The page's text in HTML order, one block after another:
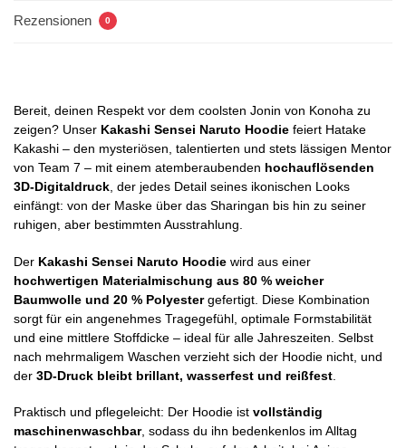
Rezensionen 0
Bereit, deinen Respekt vor dem coolsten Jonin von Konoha zu
zeigen? Unser Kakashi Sensei Naruto Hoodie feiert Hatake
Kakashi – den mysteriösen, talentierten und stets lässigen Mentor
von Team 7 – mit einem atemberaubenden hochauflösenden
3D-Digitaldruck , der jedes Detail seines ikonischen Looks
einfängt: von der Maske über das Sharingan bis hin zu seiner
ruhigen, aber bestimmten Ausstrahlung.
Der Kakashi Sensei Naruto Hoodie wird aus einer
hochwertigen Materialmischung aus 80 % weicher
Baumwolle und 20 % Polyestergefertigt. Diese Kombination
sorgt für ein angenehmes Tragegefühl, optimale Formstabilität
und eine mittlere Stoffdicke – ideal für alle Jahreszeiten. Selbst
nach mehrmaligem Waschen verzieht sich der Hoodie nicht, und
der 3D-Druck bleibt brillant, wasserfest und reißfest
Praktisch und pflegeleicht: Der Hoodie ist vollständig
maschinenwaschbar, sodass du ihn bedenkenlos im Alltag